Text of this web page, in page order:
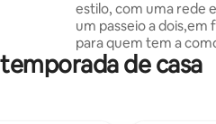
estilo, com uma rede
um passeio a dois,em
para quem tem a
trabalhar em Home
tranquilo e bem
de casa